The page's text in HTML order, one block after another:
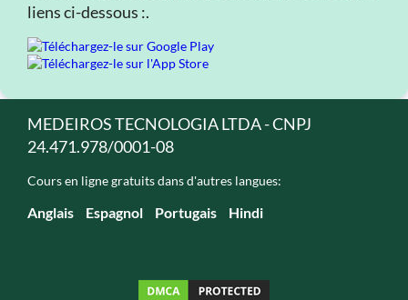
liens ci-dessous :.
MEDEIROS TECNOLOGIA LTDA - CNPJ
24.471.978/0001-08
Cours en ligne gratuits dans d'autres langues:
Anglais Espagnol Portugais Hindi